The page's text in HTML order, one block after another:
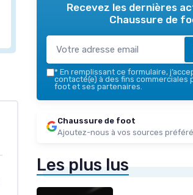
Recevez les dernières
Chaussure de
* En remplissant ce formulaire,
contacté(e) à des fins commerciales
foot et ses partenaires.
Chaussure de foot
Ajoutez-nous à vos sources
Les plus lus